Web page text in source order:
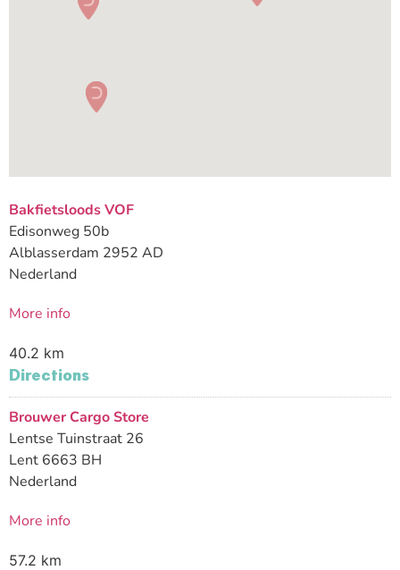
Bakfietsloods VOF
Edisonweg 50b
Alblasserdam 2952 AD
Nederland
More info
40.2 km
Directions
Brouwer Cargo Store
Lentse Tuinstraat 26
Lent 6663 BH
Nederland
More info
57.2 km